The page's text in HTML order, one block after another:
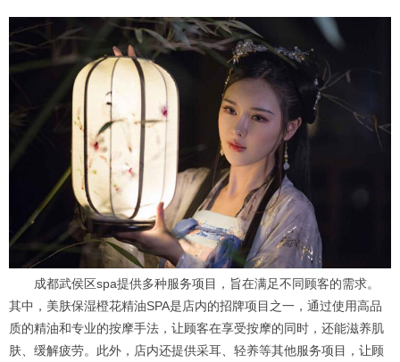
成都武侯区spa提供多种服务项目，旨在满足不同顾客的需求。
其中，美肤保湿橙花精油SPA是店内的招牌项目之一，通过使用高品
质的精油和专业的按摩手法，让顾客在享受按摩的同时，还能滋养肌
肤、缓解疲劳。此外，店内还提供采耳、轻养等其他服务项目，让顾